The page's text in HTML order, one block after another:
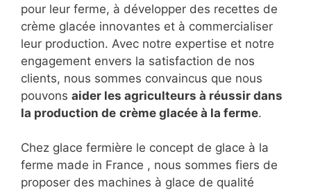
pour leur ferme, à développer des recettes de
crème glacée innovantes et à commercialiser
leur production. Avec notre expertise et notre
engagement envers la satisfaction de nos
clients, nous sommes convaincus que nous
pouvons aider les agriculteurs à réussir dans
la production de crème glacée à la ferme.
Chez glace fermière le concept de glace à la
ferme made in France , nous sommes fiers de
proposer des machines à glace de qualité